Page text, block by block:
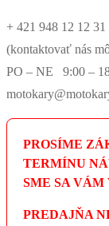
+ 421 948 12 12 31
(kontaktovať nás
PO – NE 9:00 –
PROSÍME
TERMÍNU
SME SA
PREDAJŇA